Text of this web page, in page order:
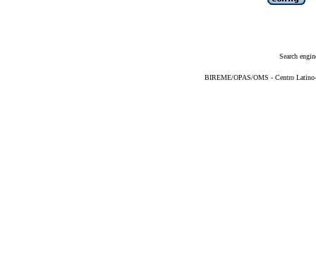
Search
BIREME/OPAS/OMS - Centro Latino-